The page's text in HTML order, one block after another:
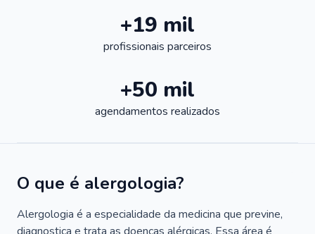
+19 mil
profissionais parceiros
+50 mil
agendamentos realizados
O que é alergologia?
Alergologia é a especialidade da medicina que previne,